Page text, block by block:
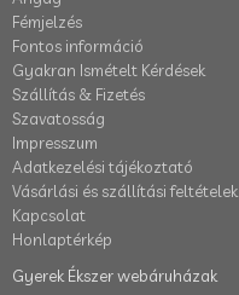
Fémjelzés
Fontos információ
Gyakran Ismételt Kérdések
Szállítás & Fizetés
Szavatosság
Impresszum
Adatkezelési tájékoztató
Vásárlási és szállítási feltételek
Kapcsolat
Honlaptérkép
Gyerek Ékszer webáruházak